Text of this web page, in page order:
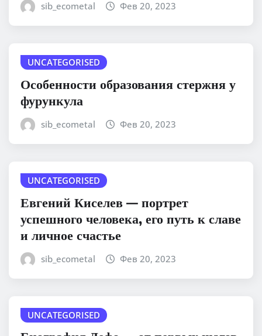
sib_ecometal Фев 20, 2023
UNCATEGORISED
Особенности образования стержня у
фурункула
sib_ecometal Фев 20, 2023
UNCATEGORISED
Евгений Киселев — портрет
успешного человека, его путь к славе
и личное счастье
sib_ecometal Фев 20, 2023
UNCATEGORISED